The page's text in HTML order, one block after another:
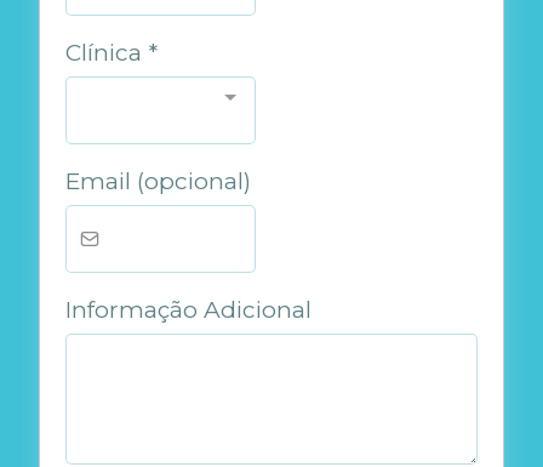
Clínica *
Email (opcional)
Informação Adicional